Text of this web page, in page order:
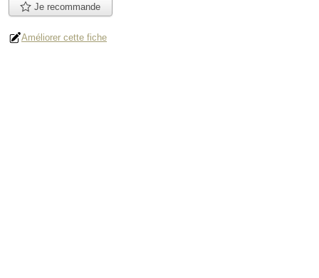
Je recommande
Améliorer cette fiche